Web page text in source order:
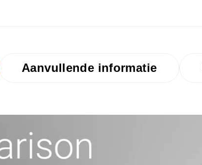
Aanvullende informatie